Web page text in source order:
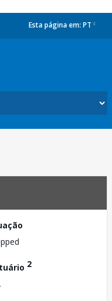
Esta página em: PT
2